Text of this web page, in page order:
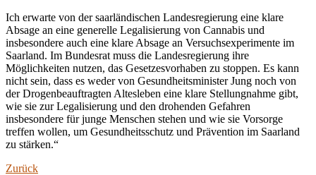
Ich erwarte von der saarländischen Landesregierung eine klare
Absage an eine generelle Legalisierung von Cannabis und
insbesondere auch eine klare Absage an Versuchsexperimente im
Saarland. Im Bundesrat muss die Landesregierung ihre
Möglichkeiten nutzen, das Gesetzesvorhaben zu stoppen. Es kann
nicht sein, dass es weder von Gesundheitsminister Jung noch von
der Drogenbeauftragten Altesleben eine klare Stellungnahme gibt,
wie sie zur Legalisierung und den drohenden Gefahren
insbesondere für junge Menschen stehen und wie sie Vorsorge
treffen wollen, um Gesundheitsschutz und Prävention im Saarland
zu stärken.“
Zurück